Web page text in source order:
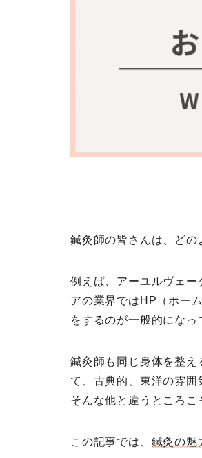
鍼灸師の皆さんは、どの
例えば、アーユルヴェー
アの業界ではHP（ホー
をするのが一般的になっ
鍼灸師も同じ身体を整
て、古典的、東洋の雰囲
そんな他と違うところこ
この記事では、 鍼灸の魅